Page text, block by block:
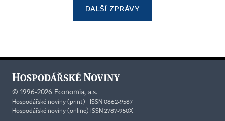
DALŠÍ ZPRÁVY
© 1996-2026 Economia, a.s.
Hospodářské noviny (print) ISSN 0862-9587
Hospodářské noviny (online) ISSN 2787-950X